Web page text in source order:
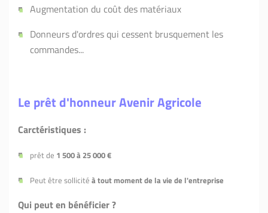
Augmentation du coût des matériaux
Donneurs d'ordres qui cessent brusquement les
commandes...
Le prêt d'honneur Avenir Agricole
Carctéristiques :
prêt de 1 500 à 25 000 €
Peut être sollicité à tout moment de la vie de l'entreprise
Qui peut en bénéficier ?